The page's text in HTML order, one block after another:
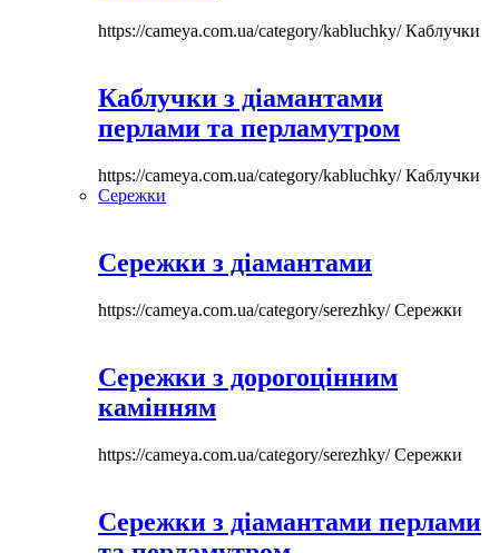
https://cameya.com.ua/category/kabluchky/Каблучки
Каблучки з діамантами
перлами та перламутром
https://cameya.com.ua/category/kabluchky/Каблучки
Сережки
Сережки з діамантами
https://cameya.com.ua/category/serezhky/Сережки
Сережки з дорогоцінним
камінням
https://cameya.com.ua/category/serezhky/Сережки
Сережки з діамантами перлами